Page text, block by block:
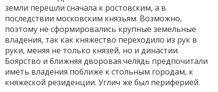
земли перешли сначала к ростовским, а в
последствии московским князьям. Возможно,
поэтому не сформировались крупные земельные
владения, так как княжество переходило из рук в
руки, меняя не только князей, но и династии.
Боярство и ближняя дворовая челядь предпочитали
иметь владения поближе к стольным городам, к
княжеской резиденции. Углич же был периферией.